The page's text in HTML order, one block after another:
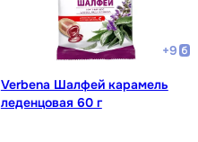
+9
Verbena Шалфей карамель
леденцовая 60 г